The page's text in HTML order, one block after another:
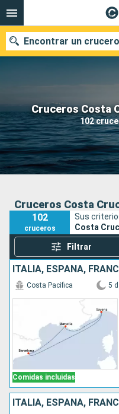
Cruceros Costa
102
Encontrar un crucero
Nuestros destinos
Fecha de salida
Puertos
Cruceros Costa
102
cruceros
Sus
Costa
Filtrar
ITALIA, ESPAÑA,
Comidas incluidas
Costa Pacifica 5 d
ITALIA, ESPAÑA,